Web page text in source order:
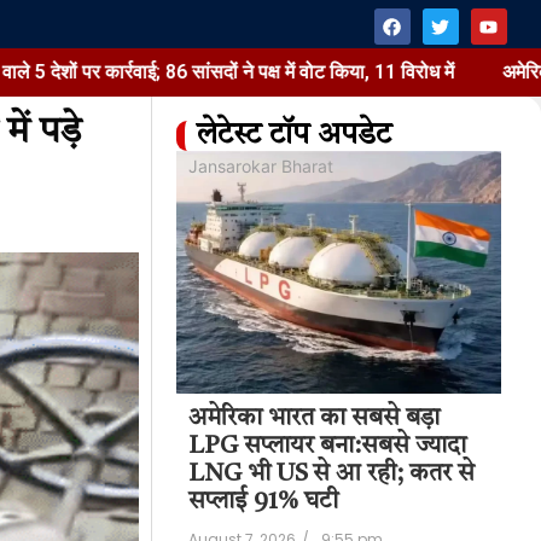
86 सांसदों ने पक्ष में वोट किया, 11 विरोध में अमेरिका भारत का
में पड़े
लेटेस्ट टॉप अपडेट
टैरिफ वाला बिल
पास:रूसी तेल
पर कार्रवाई;
Jansarokar Bharat
अमेरिका भारत का सबसे बड़ा
LPG सप्लायर बना:सबसे ज्यादा
LNG भी US से आ रही; कतर से
सप्लाई 91% घटी